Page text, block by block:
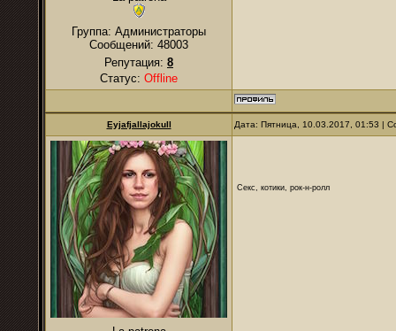
Группа: Администраторы
Сообщений: 48003
Репутация: 8
Статус: Offline
Eyjafjallajokull Дата: Пятница, 10.03.2017, 01:53 |
Секс, котики, рок-н-ролл